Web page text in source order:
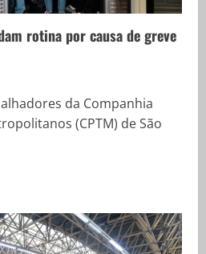
rotina por causa de greve
da Companhia
(CPTM) de São